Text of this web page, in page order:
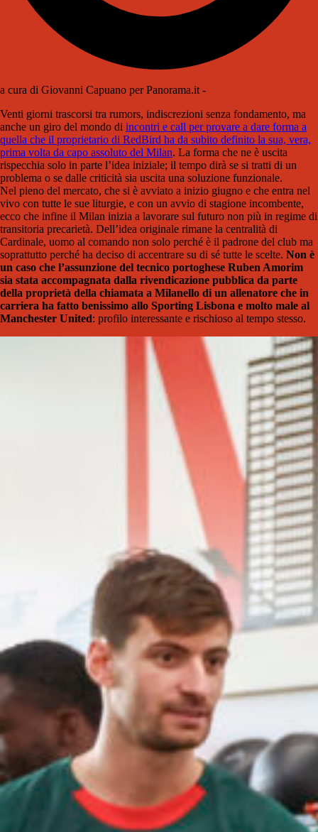
a cura di Giovanni Capuano per Panorama.it -
Venti giorni trascorsi tra rumors, indiscrezioni senza fondamento, ma
anche un giro del mondo di incontri e call per provare a dare forma a
quella che il proprietario di RedBird ha da subito definito la sua, vera,
prima volta da capo assoluto del Milan. La forma che ne è uscita
rispecchia solo in parte l’idea iniziale; il tempo dirà se si tratti di un
problema o se dalle criticità sia uscita una soluzione funzionale.
Nel pieno del mercato, che si è avviato a inizio giugno e che entra nel
vivo con tutte le sue liturgie, e con un avvio di stagione incombente,
ecco che infine il Milan inizia a lavorare sul futuro non più in regime di
transitoria precarietà. Dell’idea originale rimane la centralità di
Cardinale, uomo al comando non solo perché è il padrone del club ma
soprattutto perché ha deciso di accentrare su di sé tutte le scelte. Non è
un caso che l’assunzione del tecnico portoghese Ruben Amorim
sia stata accompagnata dalla rivendicazione pubblica da parte
della proprietà della chiamata a Milanello di un allenatore che in
carriera ha fatto benissimo allo Sporting Lisbona e molto male al
Manchester United: profilo interessante e rischioso al tempo stesso.